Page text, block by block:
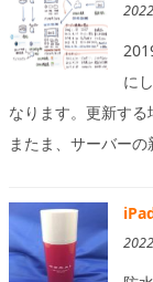
に
なります。更新す
またま、サーバー